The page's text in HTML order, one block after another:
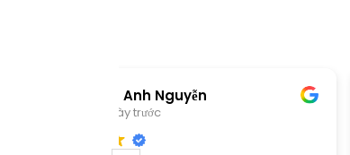
tt lanh